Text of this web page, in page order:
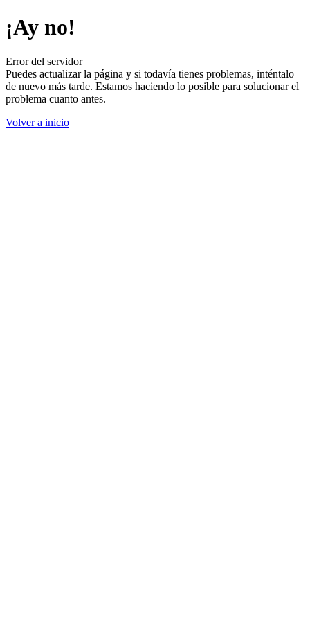
¡Ay no!
Error del servidor
Puedes actualizar la página y si todavía tienes problemas, inténtalo
de nuevo más tarde. Estamos haciendo lo posible para solucionar el
problema cuanto antes.
Volver a inicio